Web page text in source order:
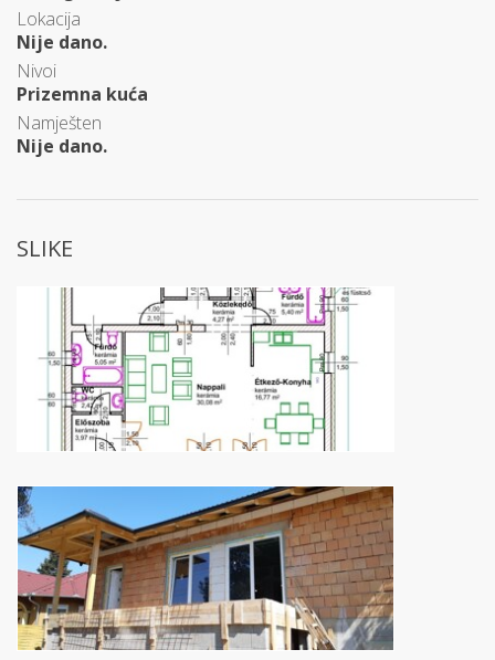
Lokacija
Nije dano.
Nivoi
Prizemna kuća
Namješten
Nije dano.
SLIKE